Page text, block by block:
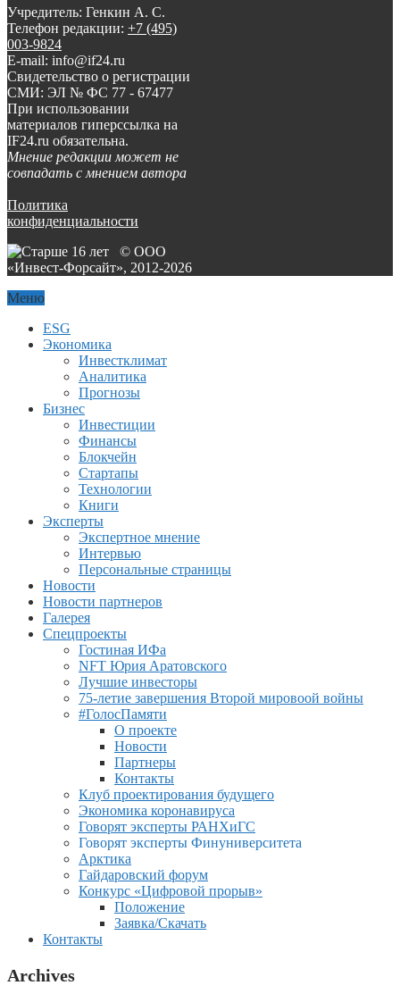
Учредитель: Генкин А. С.
Телефон редакции: +7 (495)
003-9824
E-mail: info@if24.ru
Свидетельство о регистрации
СМИ: ЭЛ № ФС 77 - 67477
При использовании
материалов гиперссылка на
IF24.ru обязательна.
Мнение редакции может не
совпадать с мнением автора
Политика
конфиденциальности
© ООО
«Инвест-Форсайт», 2012-2026
Меню
ESG
Экономика
Инвестклимат
Аналитика
Прогнозы
Бизнес
Инвестиции
Финансы
Блокчейн
Стартапы
Технологии
Книги
Эксперты
Экспертное мнение
Интервью
Персональные страницы
Новости
Новости партнеров
Галерея
Спецпроекты
Гостиная ИФа
NFT Юрия Аратовского
Лучшие инвесторы
75-летие завершения Второй мировоой войны
#ГолосПамяти
О проекте
Новости
Партнеры
Контакты
Клуб проектирования будущего
Экономика коронавируса
Говорят эксперты РАНХиГС
Говорят эксперты Финуниверситета
Арктика
Гайдаровский форум
Конкурс «Цифровой прорыв»
Положение
Заявка/Скачать
Контакты
Archives